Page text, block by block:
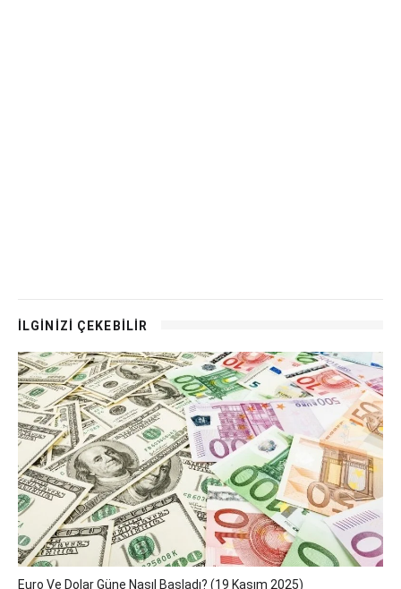
İLGİNİZİ ÇEKEBİLİR
Euro Ve Dolar Güne Nasıl Başladı? (19 Kasım 2025)